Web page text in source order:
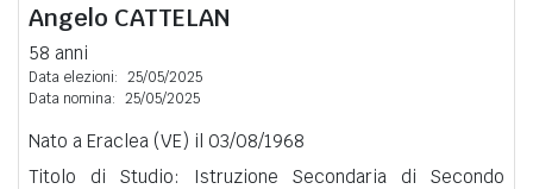
Angelo CATTELAN
58 anni
Data elezioni: 25/05/2025
Data nomina: 25/05/2025
Nato a Eraclea (VE) il 03/08/1968
Titolo di Studio: Istruzione Secondaria di Secondo